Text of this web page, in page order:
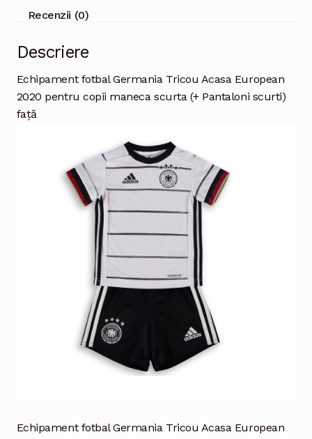
Recenzii (0)
Descriere
Echipament fotbal Germania Tricou Acasa European
2020 pentru copii maneca scurta (+ Pantaloni scurti)
față
Echipament fotbal Germania Tricou Acasa European